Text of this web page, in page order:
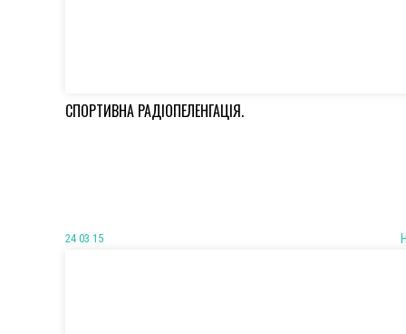
СПОРТИВНА РАДІОПЕЛЕНГАЦІЯ.
24 03 15